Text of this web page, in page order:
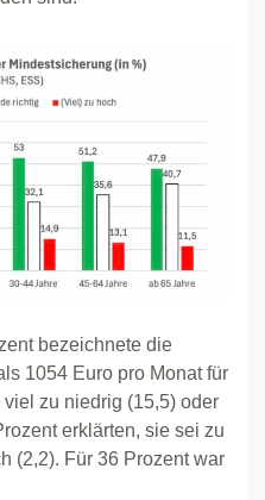
bezeichnete die
1054 Euro pro Monat für
zu niedrig (15,5) oder
erklärten, sie sei zu
(2,2). Für 36 Prozent war